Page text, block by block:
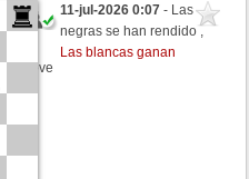
move
11-jul-2026 0:07- Las
negras se han rendido ,
Las blancas ganan